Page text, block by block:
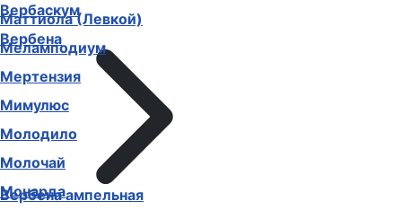
Вербаскум
Вербена
Вербена ампельная
Маттиола (Левкой)
Меламподиум
Мертензия
Мимулюс
Молодило
Молочай
Монарда